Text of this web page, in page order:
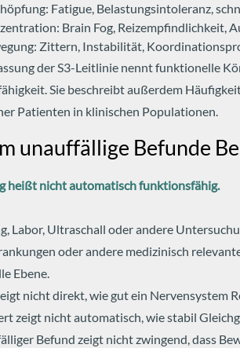
Fatigue, Belastungsintoleranz,
Brain Fog, Reizempfindlichkeit,
Zittern, Instabilität,
der S3-Leitlinie nennt funktionelle
Sie beschreibt außerdem
Patienten in klinischen Populationen.
unauffällige Befunde
heißt nicht automatisch funktionsfähig.
Labor, Ultraschall oder andere
oder andere medizinisch
Ebene.
nicht direkt, wie gut ein Nervensystem
zeigt nicht automatisch, wie stabil
Befund zeigt nicht zwingend, dass